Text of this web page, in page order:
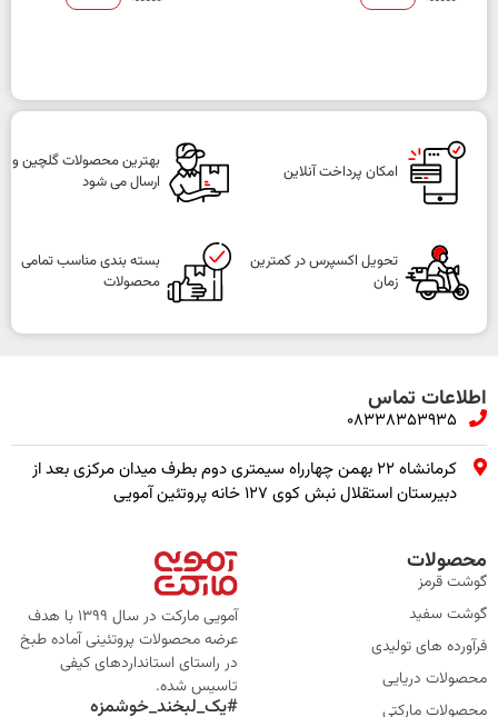
امکان پرداخت آنلاین
بهترین محصولات گلچین و
ارسال می شود
تحویل اکسپرس در کمترین
زمان
بسته بندی مناسب تمامی
محصولات
اطلاعات تماس
08338353935
کرمانشاه ۲۲ بهمن چهارراه سیمتری دوم بطرف میدان مرکزی بعد از
دبیرستان استقلال نبش کوی ۱۲۷ خانه پروتئین آمویی
محصولات
گوشت قرمز
گوشت سفید
فرآورده های تولیدی
محصولات دریایی
محصولات مارکتی
آمویی مارکت در سال 1399 با هدف
عرضه محصولات پروتئینی آماده طبخ
در راستای استانداردهای کیفی
تاسیس شده.
#یک_لبخند_خوشمزه